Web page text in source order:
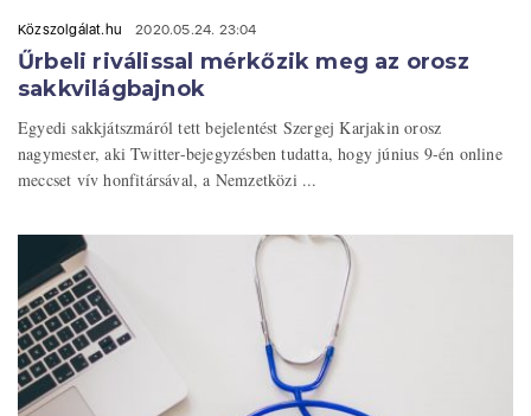
Közszolgálat.hu 2020.05.24. 23:04
Űrbeli riválissal mérkőzik meg az orosz
sakkvilágbajnok
Egyedi sakkjátszmáról tett bejelentést Szergej Karjakin orosz
nagymester, aki Twitter-bejegyzésben tudatta, hogy június 9-én online
meccset vív honfitársával, a Nemzetközi ...